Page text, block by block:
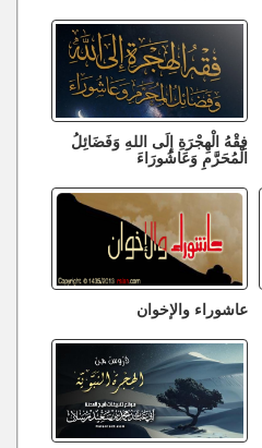
فِقْهُ الْهِجْرَةِ إِلَى اللهِ وَفَضَائِلُ
الْمُحَرَّمِ وَعَاشُورَاءَ
عاشوراء والإخوان